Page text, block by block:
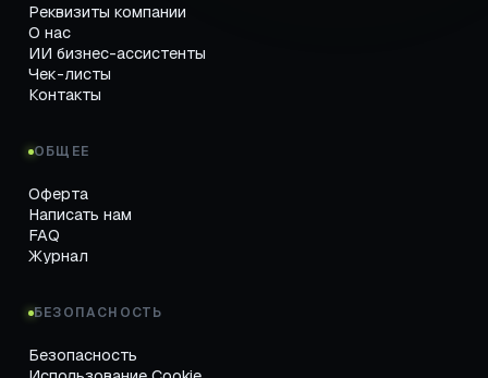
Реквизиты компании
О нас
ИИ бизнес-ассистенты
Чек-листы
Контакты
ОБЩЕЕ
Оферта
Написать нам
FAQ
Журнал
БЕЗОПАСНОСТЬ
Безопасность